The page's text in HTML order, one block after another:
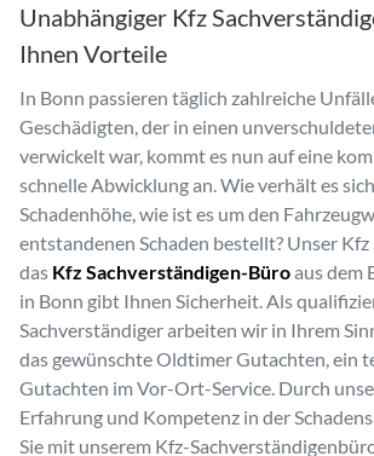
Unabhängiger Kfz
Ihnen Vorteile
In Bonn passieren täglich zahlreiche
Geschädigten, der in einen
verwickelt war, kommt es nun auf eine
schnelle Abwicklung an. Wie verhält es
Schadenhöhe, wie ist es um den
entstandenen Schaden bestellt? Unser Kfz
das Kfz Sachverständigen-Büroaus dem
in Bonn gibt Ihnen Sicherheit. Als
Sachverständiger arbeiten wir in Ihrem
das gewünschte Oldtimer Gutachten, ein
Gutachten im Vor-Ort-Service. Durch
Erfahrung und Kompetenz in der
Sie mit unserem Kfz-